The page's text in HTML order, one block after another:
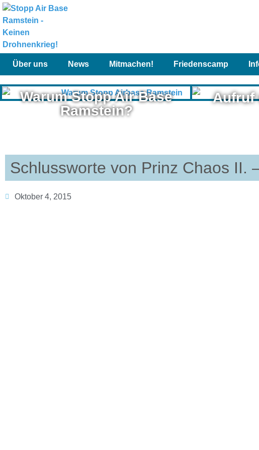
Über uns News Mitmachen! Friedenscamp
Warum Stopp Air Base
Ramstein?
Aufruf
Schlussworte von Prinz Chaos II.
Oktober 4, 2015